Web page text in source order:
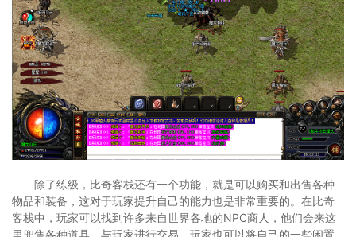
除了练级，比奇客栈还有一个功能，就是可以购买和出售各种
物品和装备，这对于玩家提升自己的能力也是非常重要的。在比奇
客栈中，玩家可以找到许多来自世界各地的NPC商人，他们会来这
里兜售各种道具，与玩家进行交易。玩家也可以将自己的一些闲置